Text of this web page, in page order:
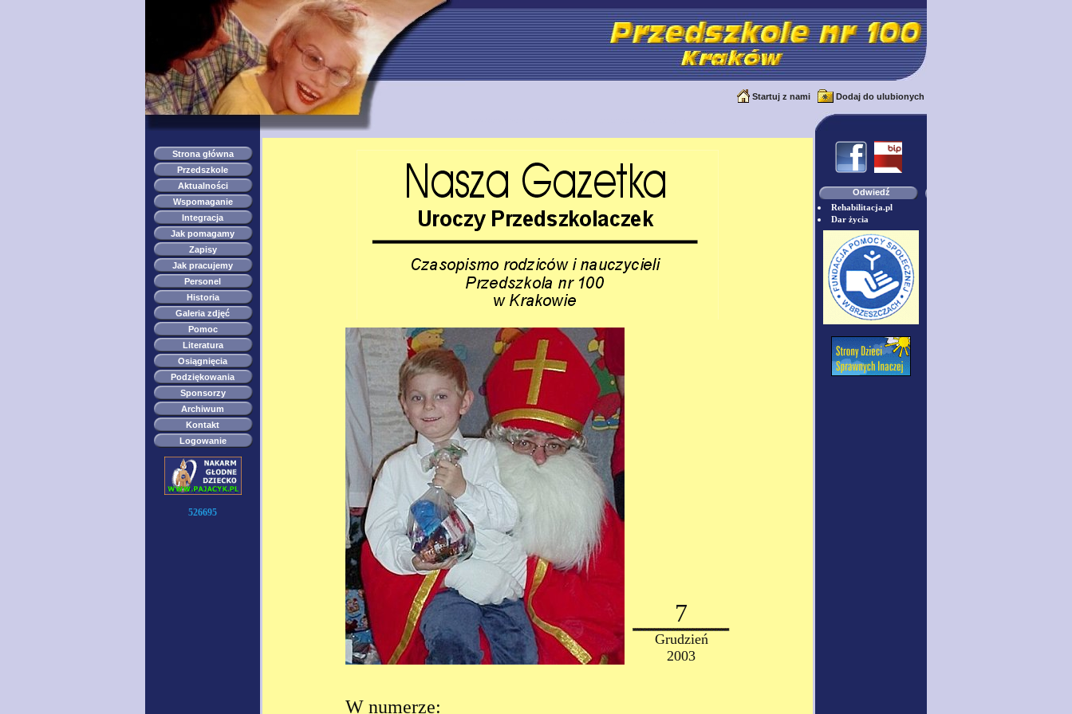
Startuj z nami Dodaj do ulubionych
Strona główna
Przedszkole
Aktualności
Wspomaganie
Integracja
Jak pomagamy
Zapisy
Jak pracujemy
Personel
Historia
Galeria zdjęć
Pomoc
Literatura
Osiągnięcia
Podziękowania
Sponsorzy
Archiwum
Kontakt
Logowanie
526695
7
Grudzień
2003
W numerze:
Odwiedź
Rehabilitacja.pl
Dar życia